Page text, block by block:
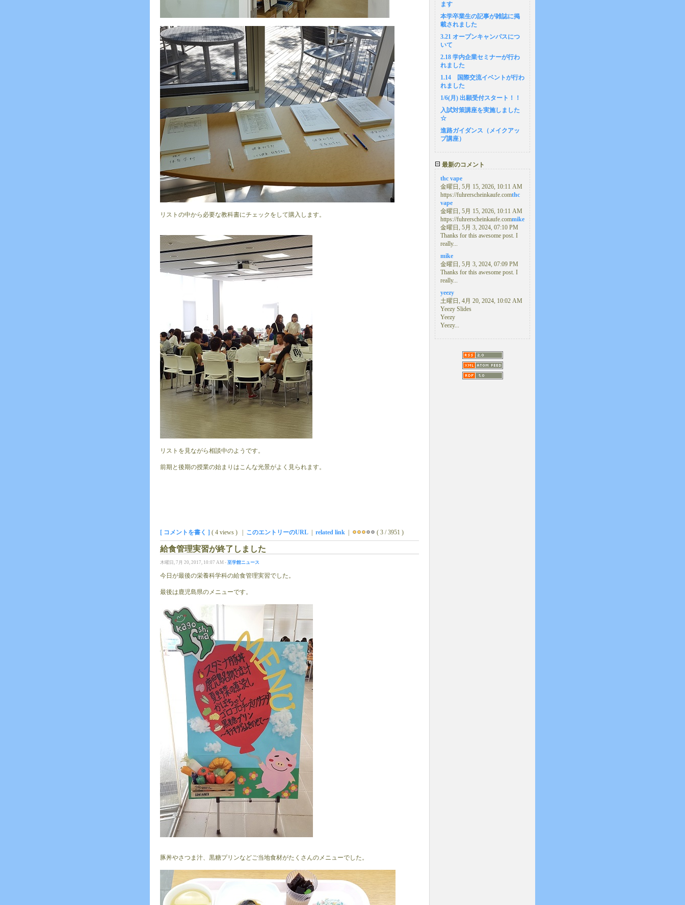
リストの中から必要な教科書にチェックをして購入します。
リストを見ながら相談中のようです。
前期と後期の授業の始まりはこんな光景がよく見られます。
[ コメントを書く ] ( 4 views ) | このエントリーのURL related link ( 3 / 3951 )
給食管理実習が終了しました
木曜日, 7月 20, 2017, 10:07 AM - 至学館ニュース
今日が最後の栄養科学科の給食管理実習でした。
最後は鹿児島県のメニューです。
豚丼やさつま汁、黒糖プリンなどご当地食材がたくさんのメニューでした。
ます
本学卒業生の記事が雑誌に掲
載されました
3.21 オープンキャンパスにつ
いて
2.18 学内企業セミナーが行わ
れました
1.14 国際交流イベントが行わ
れました
1/6(月) 出願受付スタート！！
入試対策講座を実施しました
☆
進路ガイダンス（メイクアッ
プ講座）
最新のコメント
thc vape
金曜日, 5月 15, 2026, 10:11 AM
https://fuhrerscheinkaufe.comthc
vape
金曜日, 5月 15, 2026, 10:11 AM
https://fuhrerscheinkaufe.commike
金曜日, 5月 3, 2024, 07:10 PM
Thanks for this awesome post. I
really...
mike
金曜日, 5月 3, 2024, 07:09 PM
Thanks for this awesome post. I
really...
yeezy
土曜日, 4月 20, 2024, 10:02 AM
Yeezy Slides
Yeezy
Yeezy...